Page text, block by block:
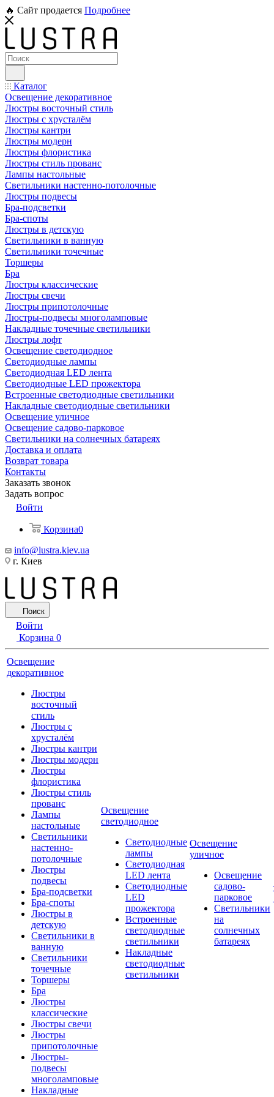
🔥 Сайт продается Подробнее
Каталог
Освещение декоративное
Люстры восточный стиль
Люстры с хрусталём
Люстры кантри
Люстры модерн
Люстры флористика
Люстры стиль прованс
Лампы настольные
Светильники настенно-потолочные
Люстры подвесы
Бра-подсветки
Бра-споты
Люстры в детскую
Светильники в ванную
Светильники точечные
Торшеры
Бра
Люстры классические
Люстры свечи
Люстры припотолочные
Люстры-подвесы многоламповые
Накладные точечные светильники
Люстры лофт
Освещение светодиодное
Светодиодные лампы
Светодиодная LED лента
Светодиодные LED прожектора
Встроенные светодиодные светильники
Накладные светодиодные светильники
Освещение уличное
Освещение садово-парковое
Светильники на солнечных батареях
Доставка и оплата
Возврат товара
Контакты
Заказать звонок
Задать вопрос
Войти
Корзина0
info@lustra.kiev.ua
г. Киев
Поиск
Войти
Корзина 0
Освещение
декоративное
Люстры
восточный
стиль
Люстры с
хрусталём
Люстры кантри
Люстры модерн
Люстры
флористика
Люстры стиль
прованс
Лампы
настольные
Светильники
настенно-
потолочные
Люстры
подвесы
Бра-подсветки
Бра-споты
Люстры в
детскую
Светильники в
ванную
Светильники
точечные
Торшеры
Бра
Люстры
классические
Люстры свечи
Люстры
припотолочные
Люстры-
подвесы
многоламповые
Накладные
Освещение
светодиодное
Светодиодные
лампы
Светодиодная
LED лента
Светодиодные
LED
прожектора
Встроенные
светодиодные
светильники
Накладные
светодиодные
светильники
Освещение
уличное
Освещение
садово-
парковое
Светильники
на
солнечных
батареях